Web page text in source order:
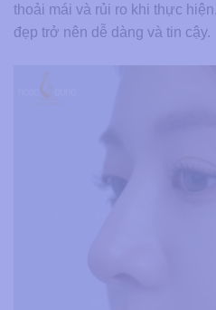
thoải mái và rủi ro khi thực
đẹp trở nên dễ dàng và tin cậy.